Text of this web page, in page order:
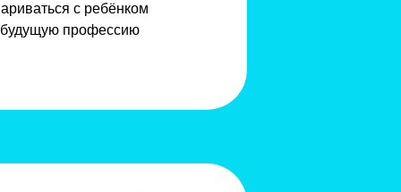
с ребёнком
будущую профессию